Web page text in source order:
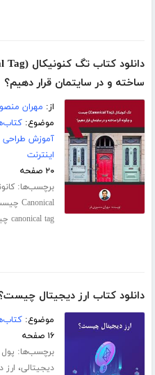
ساخته و در سایتمان قرار دهیم؟
از: مهران
موضوع:
آموزش
اینترنت
۲۰ صفحه
برچسب‌ها:
Canonical چیست
canonical tag چیست
دانلود کتاب ارز دیجیتال
موضوع:
۱۶ صفحه
برچسب‌ها:
دیجیتالی،